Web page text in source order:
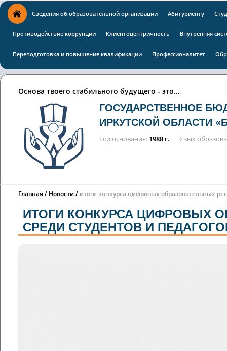
Сведения об образовательной организации Абитуриенту
Противодействие коррупции Клиентоцентричность Внутренняя
Переподготовка и повышение квалификации Профессионалитет
Основа твоего стабильного будущего - это...
ГОСУДАРСТВЕННОЕ
ИРКУТСКОЙ ОБЛАСТИ
Год основания 1988 г. Язык
Главная Новости итоги конкурса цифровых образовательных
ИТОГИ КОНКУРСА ЦИФРОВЫХ
СРЕДИ СТУДЕНТОВ И